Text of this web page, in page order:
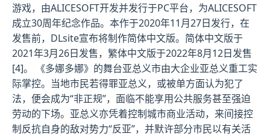
游戏，由ALICESOFT开发并发行于PC平台，为ALICESOFT
成立30周年纪念作品。本作于2020年11月27日发行，在
发售前，DLsite宣布将制作简体中文版。简体中文版于
2021年3月26日发售，繁体中文版于2022年8月12日发售
[4]。 《多娜多娜》的舞台亚总义市由大企业亚总义重工实
际掌控。当地市民若得罪亚总义，或被单方面认为犯了
法，便会成为“非正规”，面临不能享用公共服务甚至强迫
劳动的下场。亚总义亦凭着控制城市商业活动，来间接控
制反抗自身的敌对势力“反亚”，并默许部分市民以有关活